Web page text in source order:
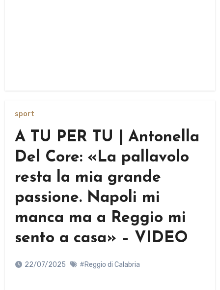
sport
A TU PER TU | Antonella
Del Core: «La pallavolo
resta la mia grande
passione. Napoli mi
manca ma a Reggio mi
sento a casa» – VIDEO
22/07/2025 #Reggio di Calabria